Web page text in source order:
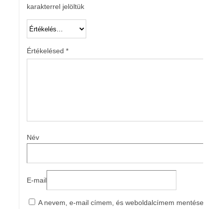
karakterrel jelöltük
Értékelésed *
Név
E-mail
A nevem, e-mail címem, és weboldalcímem mentése a